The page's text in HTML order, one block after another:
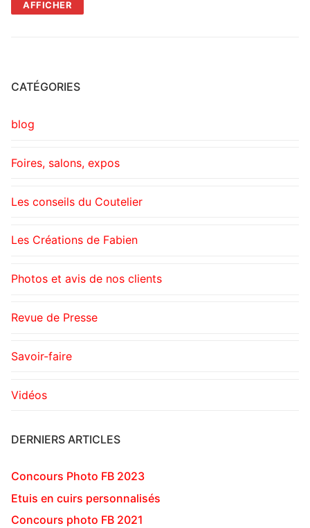
o
g
AFFICHER
CATÉGORIES
blog
Foires, salons, expos
Les conseils du Coutelier
Les Créations de Fabien
Photos et avis de nos clients
Revue de Presse
Savoir-faire
Vidéos
DERNIERS ARTICLES
Concours Photo FB 2023
Etuis en cuirs personnalisés
Concours photo FB 2021